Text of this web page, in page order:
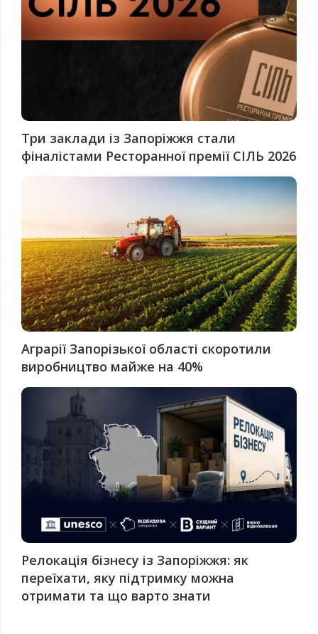
Три заклади із Запоріжжя стали
фіналістами Ресторанної премії СІЛЬ 2026
Аграрії Запорізької області скоротили
виробництво майже на 40%
Релокація бізнесу із Запоріжжя: як
переїхати, яку підтримку можна
отримати та що варто знати